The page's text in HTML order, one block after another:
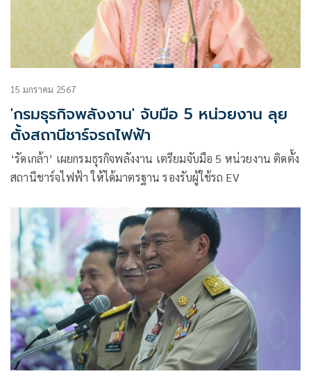
15 มกราคม 2567
'กรมธุรกิจพลังงาน' จับมือ 5 หน่วยงาน ลุย
ตั้งสถานีชาร์จรถไฟฟ้า
‘รัดเกล้า’ เผยกรมธุรกิจพลังงาน เตรียมจับมือ 5 หน่วยงาน ติดตั้ง
สถานีชาร์จไฟฟ้า ให้ได้มาตรฐาน รองรับผู้ใช้รถ EV